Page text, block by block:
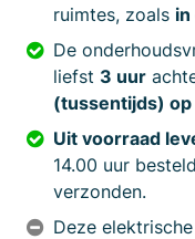
ruimtes, zoals
De
liefst 3 uur
(tussentijds) op
Uit voorraad
14.00 uur
verzonden.
Deze